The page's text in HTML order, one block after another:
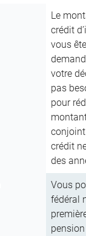
Le
crédit
vous
votre
pas
pour
conjoint
crédit
des
Vous
fédéral